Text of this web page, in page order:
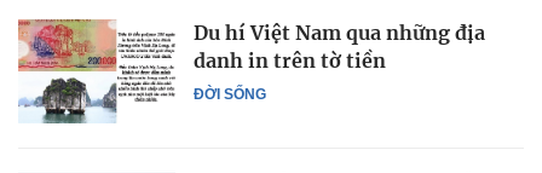
ĐỜI SỐNG
Du hí Việt Nam qua những địa
danh in trên tờ tiền